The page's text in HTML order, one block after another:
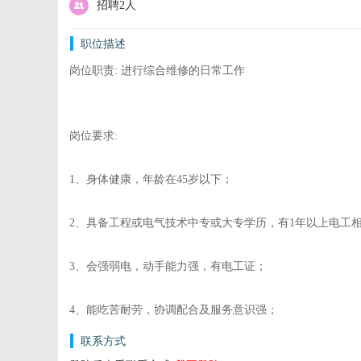
招聘2人
职位描述
岗位职责: 进行综合维修的日常工作
岗位要求:
1、身体健康，年龄在45岁以下；
2、具备工程或电气技术中专或大专学历，有1年以上电工
3、会强弱电，动手能力强，有电工证；
4、能吃苦耐劳，协调配合及服务意识强；
联系方式